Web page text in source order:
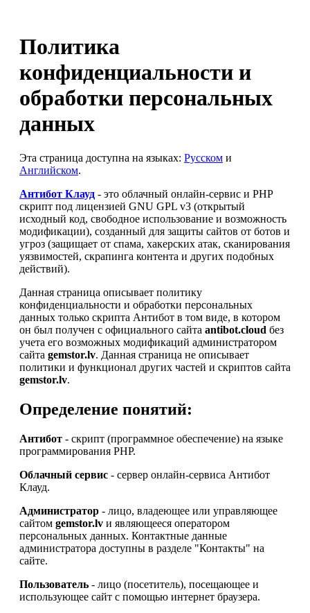
Политика
конфиденциальности и
обработки персональных
данных
Эта страница доступна на языках: Русском и
Английском.
Антибот Клауд - это облачный онлайн-сервис и PHP
скрипт под лицензией GNU GPL v3 (открытый
исходный код, свободное использование и возможность
модификации), созданный для защиты сайтов от ботов и
угроз (защищает от спама, хакерских атак, сканирования
уязвимостей, скрапинга контента и других подобных
действий).
Данная страница описывает политику
конфиденциальности и обработки персональных
данных только скрипта Антибот в том виде, в котором
он был получен с официального сайта antibot.cloud без
учета его возможных модификаций администратором
сайта gemstor.lv. Данная страница не описывает
политики и функционал других частей и скриптов сайта
gemstor.lv.
Определение понятий:
Антибот - скрипт (программное обеспечение) на языке
программирования PHP.
Облачный сервис - сервер онлайн-сервиса Антибот
Клауд.
Администратор - лицо, владеющее или управляющее
сайтом gemstor.lv и являющееся оператором
персональных данных. Контактные данные
администратора доступны в разделе "Контакты" на
сайте.
Пользователь - лицо (посетитель), посещающее и
использующее сайт с помощью интернет браузера.